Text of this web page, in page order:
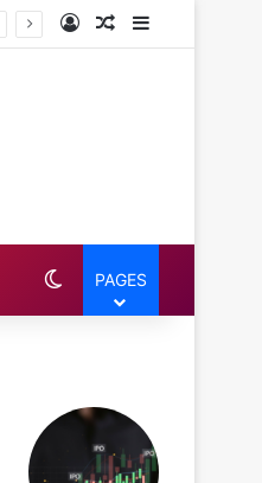
Log InRandom Article
Sidebar
Switch skin
PAGES